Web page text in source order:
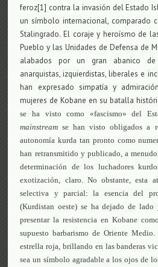
feroz[1] contra la invasión del Estado
un símbolo internacional, comparado
Stalingrado. El coraje y heroísmo de
Pueblo y las Unidades de Defensa de
alabados por un gran abanico de
anarquistas, izquierdistas, liberales e
han expresado simpatía y
mujeres de Kobane en su batalla
se ha visto como «fascismo» del
mainstream se han visto obligados a
autonomía kurda tan pronto como
han retransmitido y publicado, a
determinación de los luchadores
exotización, claro. No obstante, esta
selectiva y parcial: la esencia del
(Kurdistan oeste) se ha dejado de
presentar la resistencia en Kobane
supuesto barbarismo de Oriente
estrella roja, brillando en las banderas
sea un símbolo agradable a los ojos de